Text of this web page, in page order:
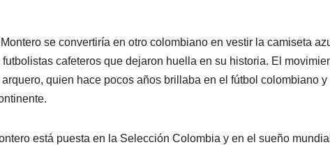
se convertiría en otro colombiano en vestir la camiseta
cafeteros que dejaron huella en su historia. El
quien hace pocos años brillaba en el fútbol colombiano
está puesta en la Selección Colombia y en el sueño